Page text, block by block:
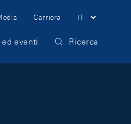
Carriera IT
ed eventi Ricerca